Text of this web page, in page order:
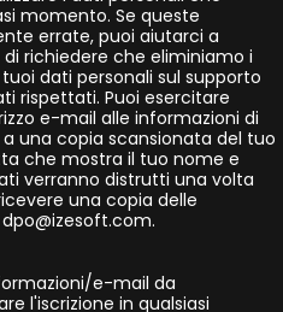
momento. Se queste
errate, puoi aiutarci a
richiedere che eliminiamo i
dati personali sul supporto
rispettati. Puoi esercitare
e-mail alle informazioni di
una copia scansionata del tuo
che mostra il tuo nome e
verranno distrutti una volta
una copia delle
e-mail da
l'iscrizione in qualsiasi